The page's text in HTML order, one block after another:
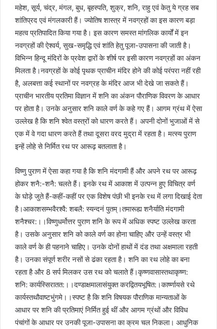
महेश, सूर्य, चंद्र, मंगल, बुध, बृहस्पति, शुक्र, शनि, राहु एवं केतु ये ग्रह सब
शांतिप्रद एवं मंगलकारी हैं। ज्योतिष शास्त्र में नवग्रहों का इस कारण बड़ा
महत्व प्रतिपादित किया गया है। इस कारण समस्त मांगलिक कार्यों में इन
नवग्रहों की ऐश्वर्य, सुख-समृद्धि एवं शांति हेतु पूजा-उपासना की जाती है।
विभिन्न हिन्दू मंदिरों के प्रवेश द्वारों के शीर्ष पर इसी कारण नवग्रहों का अंकन
मिलता है।नवग्रहों के कोई पृथक प्राचीन मंदिर होने की कोई परंपरा नहीं रही
है, अलबत्ता कई स्थानों पर नवग्रह के मंदिर आज भी देखे जा सकते हैं।
प्राचीन भारतीय प्रतिमा विज्ञान में शनि का अंकन पौराणिक विवरण के आधार
पर होता है। उनके अनुसार शनि काले वर्ण के कहे गए हैं। आगम ग्रंथ में ऐसा
उल्लेख है कि शनि श्वेत वस्त्रों को धारण करते हैं। अपनी दोनों भुजाओं में से
एक में वे गदा धारण करते हैं तथा दूसरा वरद मुद्रा में रहता है। मत्स्य पुराण
इन्हें लोहे से निर्मित रथ पर आरूढ़ बतलाता है।
विष्णु पुराण में ऐसा कहा गया है कि शनि मंदगामी हैं और अपने रथ पर आरूढ़
होकर शनै:-शनै: चलते हैं। इनके रथ में आकाश में उत्पन्न हुए विचित्र वर्ण
के घोड़े जुते हैं-कहीं-कहीं पर एक विशेष पंछी भी इनके रथ में लगा दिखाई देता
है।आकाशसम्भवैरश्वै: शबलै: स्यन्दनं पुतम्।तमारूह्य शनैर्याति मंदगामी
शनैश्चर:।।विष्णुधर्मोत्तर पुराण शनि के रूप में अधिक स्पष्ट उल्लेख करता
है। उसके अनुसार शनि को काले वर्ण का होना चाहिए और उन्हें वस्त्र भी
काले वर्ण के ही पहनाने चाहिए। उनके दोनों हाथों में दंड तथा अक्षमाला रहती
है। उनका संपूर्ण शरीर नसों से ढंका रहता है। शनि का रथ लोहे का बना
रहता है और 8 सर्प मिलकर उस रथ को चलाते हैं।कृष्णवासास्तथाकृष्ण:
शनि: कार्यस्सिरातत:।।दण्डाक्षमालासंयुक्त करद्वितयभूषित:।कार्ष्णायसे रथे
कार्यस्तथौवाष्टभुंगमे।।स्पष्ट है कि शनि विषयक पौराणिक मान्यताओं के
आधार पर शनि की प्रतिमाएं निर्मित हुई थीं और आगम ग्रंथों और विविध
पंचांगों के आधार पर उनकी पूजा-उपासना का क्रम चल निकला। आधुनिक